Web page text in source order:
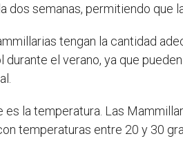
dos semanas, permitiendo que
tengan la cantidad
el verano, ya que
la temperatura. Las
temperaturas entre 20 y 30